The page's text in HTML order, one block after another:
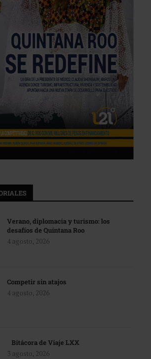
Verano, diplomacia y turismo: los
desafíos de Quintana Roo
4 agosto, 2026
Competir sin atajos
4 agosto, 2026
Bitácora de Viaje LXX
3 agosto, 2026